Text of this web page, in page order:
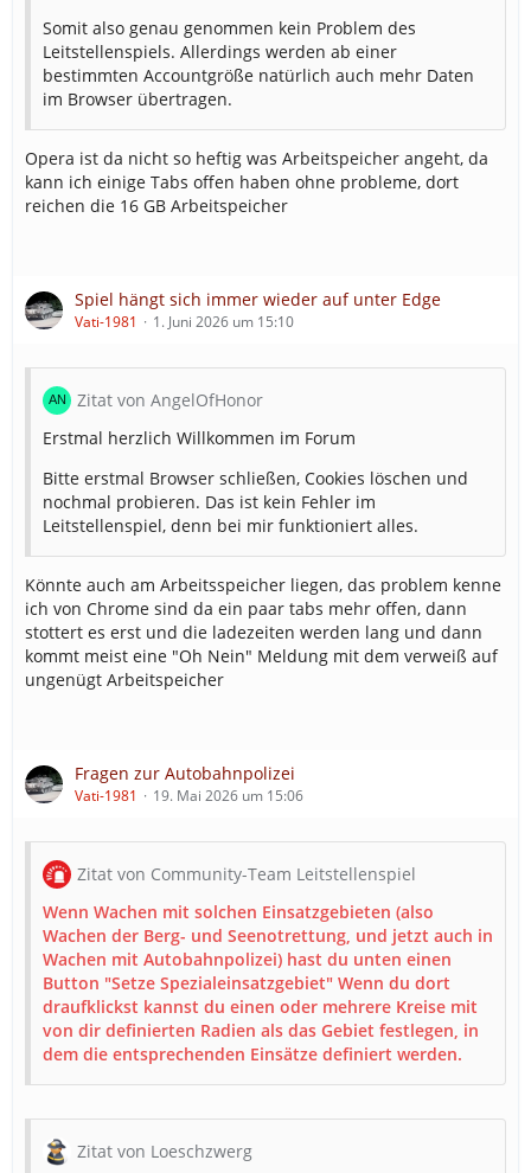
Somit also genau genommen kein Problem des
Leitstellenspiels. Allerdings werden ab einer
bestimmten Accountgröße natürlich auch mehr Daten
im Browser übertragen.
Opera ist da nicht so heftig was Arbeitspeicher angeht, da
kann ich einige Tabs offen haben ohne probleme, dort
reichen die 16 GB Arbeitspeicher
Spiel hängt sich immer wieder auf unter Edge
Vati-1981 1. Juni 2026 um 15:10
Zitat von AngelOfHonor
Erstmal herzlich Willkommen im Forum
Bitte erstmal Browser schließen, Cookies löschen und
nochmal probieren. Das ist kein Fehler im
Leitstellenspiel, denn bei mir funktioniert alles.
Könnte auch am Arbeitsspeicher liegen, das problem kenne
ich von Chrome sind da ein paar tabs mehr offen, dann
stottert es erst und die ladezeiten werden lang und dann
kommt meist eine "Oh Nein" Meldung mit dem verweiß auf
ungenügt Arbeitspeicher
Fragen zur Autobahnpolizei
Vati-1981 19. Mai 2026 um 15:06
Zitat von Community-Team Leitstellenspiel
Wenn Wachen mit solchen Einsatzgebieten (also
Wachen der Berg- und Seenotrettung, und jetzt auch in
Wachen mit Autobahnpolizei) hast du unten einen
Button "Setze Spezialeinsatzgebiet" Wenn du dort
draufklickst kannst du einen oder mehrere Kreise mit
von dir definierten Radien als das Gebiet festlegen, in
dem die entsprechenden Einsätze definiert werden.
Zitat von Loeschzwerg